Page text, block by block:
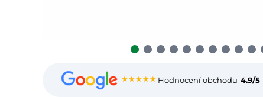
★★★★★ Hodnocení obchodu 4.9/5